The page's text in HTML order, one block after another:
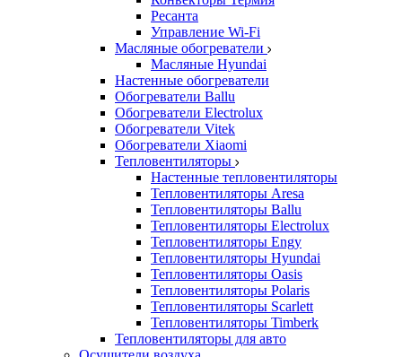
Ресанта
Управление Wi-Fi
Масляные обогреватели
Масляные Hyundai
Настенные обогреватели
Обогреватели Ballu
Обогреватели Electrolux
Обогреватели Vitek
Обогреватели Xiaomi
Тепловентиляторы
Настенные тепловентиляторы
Тепловентиляторы Aresa
Тепловентиляторы Ballu
Тепловентиляторы Electrolux
Тепловентиляторы Engy
Тепловентиляторы Hyundai
Тепловентиляторы Oasis
Тепловентиляторы Polaris
Тепловентиляторы Scarlett
Тепловентиляторы Timberk
Тепловентиляторы для авто